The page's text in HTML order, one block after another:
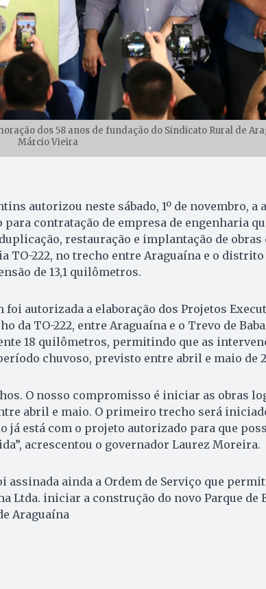
dos 58 anos de fundação do Sindicato Rural de
Márcio Vieira
autorizou neste sábado, 1º de novembro, a
contratação de empresa de engenharia
restauração e implantação de obras
TO-222, no trecho entre Araguaína e o distrito
de 13,1 quilômetros.
foi autorizada a elaboração dos Projetos
da TO-222, entre Araguaína e o Trevo de
18 quilômetros, permitindo que as
chuvoso, previsto entre abril e maio de
O nosso compromisso é iniciar as obras
abril e maio. O primeiro trecho será
já está com o projeto autorizado para que
acrescentou o governador Laurez Moreira.
assinada ainda a Ordem de Serviço que
Ltda. iniciar a construção do novo Parque de
Araguaína